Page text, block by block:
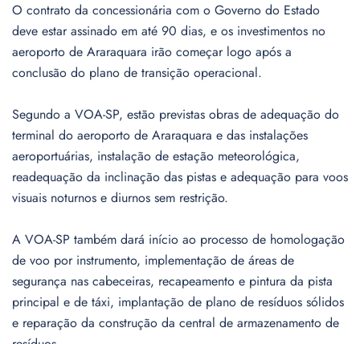
O contrato da concessionária com o Governo do Estado
deve estar assinado em até 90 dias, e os investimentos no
aeroporto de Araraquara irão começar logo após a
conclusão do plano de transição operacional.
Segundo a VOA-SP, estão previstas obras de adequação do
terminal do aeroporto de Araraquara e das instalações
aeroportuárias, instalação de estação meteorológica,
readequação da inclinação das pistas e adequação para voos
visuais noturnos e diurnos sem restrição.
A VOA-SP também dará início ao processo de homologação
de voo por instrumento, implementação de áreas de
segurança nas cabeceiras, recapeamento e pintura da pista
principal e de táxi, implantação de plano de resíduos sólidos
e reparação da construção da central de armazenamento de